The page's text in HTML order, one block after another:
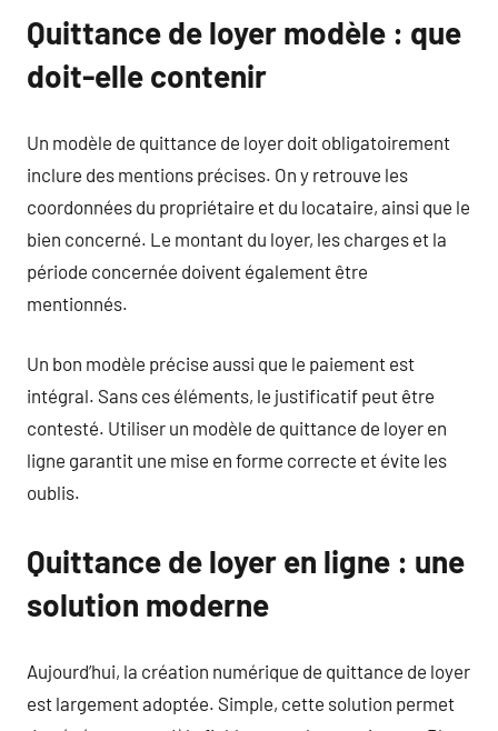
Quittance de loyer modèle : que
doit-elle contenir
Un modèle de quittance de loyer doit obligatoirement
inclure des mentions précises. On y retrouve les
coordonnées du propriétaire et du locataire, ainsi que le
bien concerné. Le montant du loyer, les charges et la
période concernée doivent également être
mentionnés.
Un bon modèle précise aussi que le paiement est
intégral. Sans ces éléments, le justificatif peut être
contesté. Utiliser un modèle de quittance de loyer en
ligne garantit une mise en forme correcte et évite les
oublis.
Quittance de loyer en ligne : une
solution moderne
Aujourd’hui, la création numérique de quittance de loyer
est largement adoptée. Simple, cette solution permet